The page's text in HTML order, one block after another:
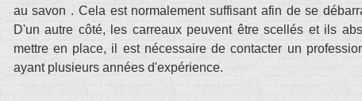
au savon . Cela est normalement suffisant afin de se
D'un autre côté, les carreaux peuvent être scellés et ils
mettre en place, il est nécessaire de contacter un
ayant plusieurs années d'expérience.